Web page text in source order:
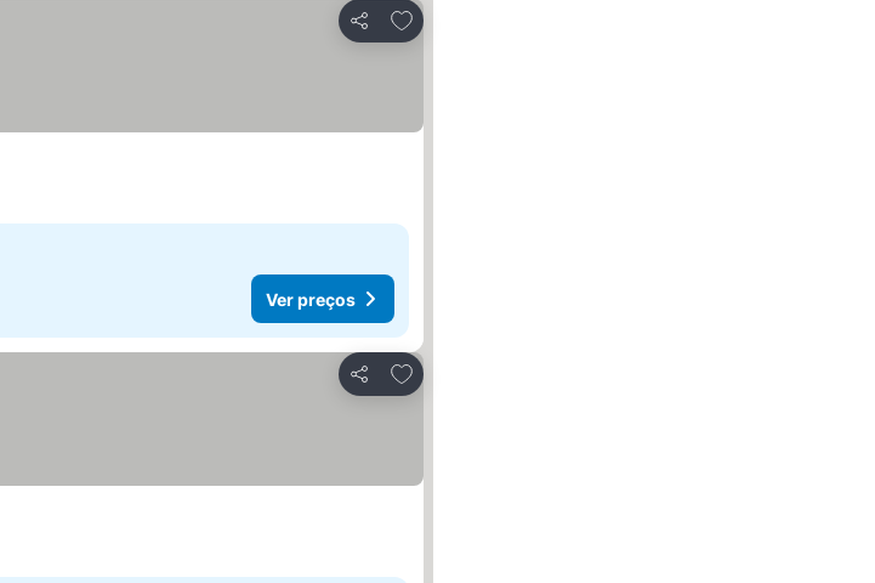
Partilhar
Adicionar aos favoritos
Ver preços
Partilhar
Adicionar aos favoritos